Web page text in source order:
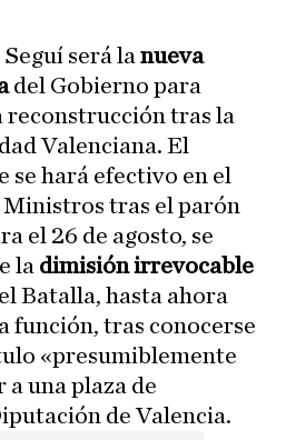
será lanueva
del Gobierno para
reconstrucción tras la
Valenciana. El
se hará efectivo en el
tras el parón
el 26 de agosto, se
la dimisión irrevocable
Batalla, hasta ahora
función, tras conocerse
«presumiblemente
a una plaza de
de Valencia.